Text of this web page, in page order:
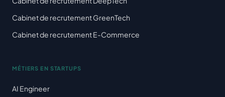
Cabinet de recrutement GreenTech
Cabinet de recrutement E-Commerce
MÉTIERS EN STARTUPS
AI Engineer